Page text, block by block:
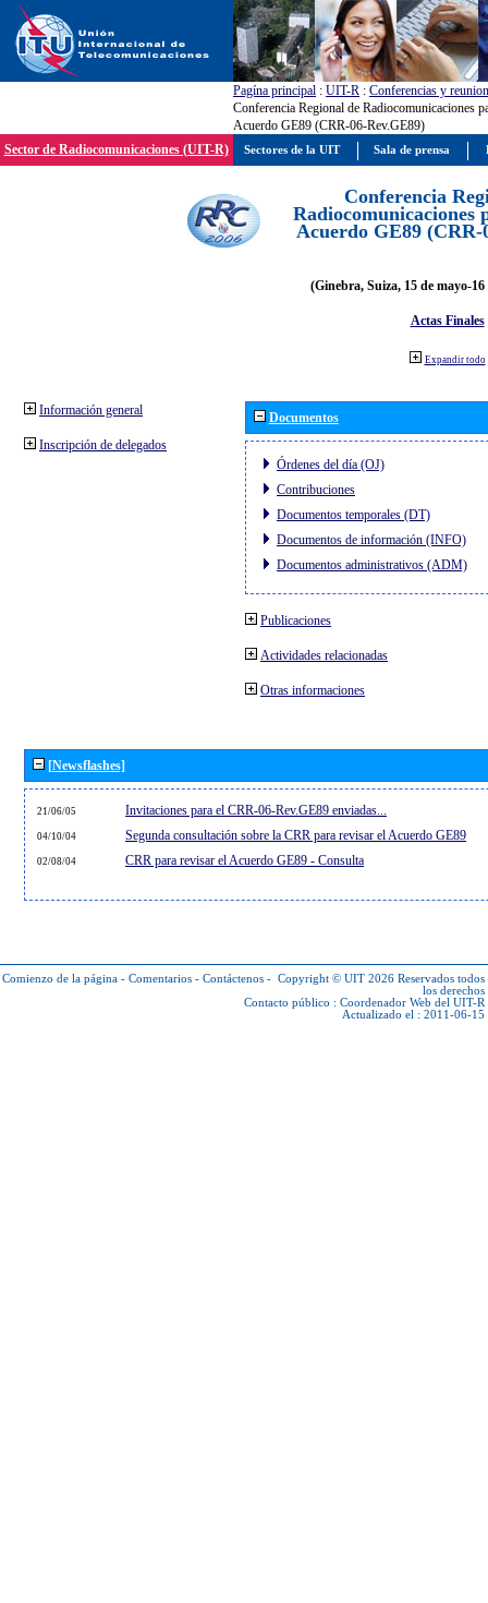
Pagína principal : UIT-R : Conferencias y
Conferencia Regional de Radiocomunicaciones
Acuerdo GE89 (CRR-06-Rev.GE89)
Sector de Radiocomunicaciones (UIT-R)
Conferencia
Radiocomunicaciones
Acuerdo GE89 (CRR-
(Ginebra, Suiza, 15 de mayo-
Actas Finales
Expandir todo
Información general
Inscripción de delegados
Documentos
Órdenes del día (OJ)
Contribuciones
Documentos temporales (DT)
Documentos de información (INFO)
Documentos administrativos (ADM)
Publicaciones
Actividades relacionadas
Otras informaciones
[Newsflashes]
21/06/05 Invitaciones para el CRR-06-Rev.GE89 enviadas...
04/10/04 Segunda consultación sobre la CRR para revisar el Acuerdo GE89
02/08/04 CRR para revisar el Acuerdo GE89 - Consulta
Comienzo de la página - Comentarios - Contáctenos - Copyright © UIT 2026 Reservados todos
los derechos
Contacto público : Coordenador Web del UIT-R
Actualizado el : 2011-06-15
Sectores de la UIT Sala de prensa